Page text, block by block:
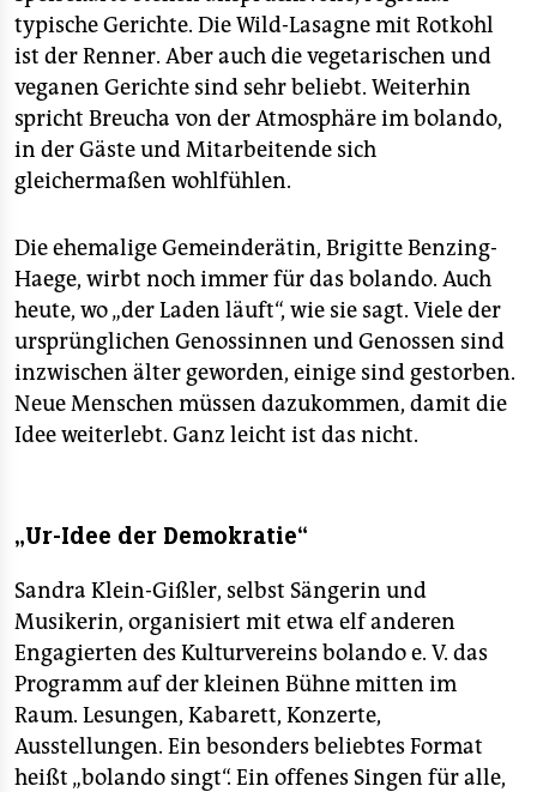
typische Gerichte. Die Wild-Lasagne mit Rotkohl
ist der Renner. Aber auch die vegetarischen und
veganen Gerichte sind sehr beliebt. Weiterhin
spricht Breucha von der Atmosphäre im bolando,
in der Gäste und Mitarbeitende sich
gleichermaßen wohlfühlen.
Die ehemalige Gemeinderätin, Brigitte Benzing-
Haege, wirbt noch immer für das bolando. Auch
heute, wo „der Laden läuft“, wie sie sagt. Viele der
ursprünglichen Genossinnen und Genossen sind
inzwischen älter geworden, einige sind gestorben.
Neue Menschen müssen dazukommen, damit die
Idee weiterlebt. Ganz leicht ist das nicht.
„Ur-Idee der Demokratie“
Sandra Klein-Gißler, selbst Sängerin und
Musikerin, organisiert mit etwa elf anderen
Engagierten des Kulturvereins bolando e. V. das
Programm auf der kleinen Bühne mitten im
Raum. Lesungen, Kabarett, Konzerte,
Ausstellungen. Ein besonders beliebtes Format
heißt „bolando singt“. Ein offenes Singen für alle,